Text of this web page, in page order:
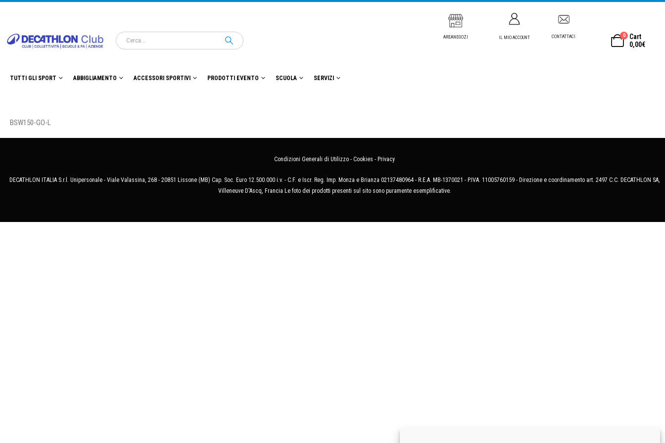
AREANEGOZI IL MIO ACCOUNT CONTATTACI 0
Cart
0,00€
TUTTI GLI SPORT ABBIGLIAMENTO ACCESSORI SPORTIVI PRODOTTI EVENTO SCUOLA SERVIZI
BSW150-GO-L
Condizioni Generali di Utilizzo - Cookies - Privacy
DECATHLON ITALIA S.r.l. Unipersonale - Viale Valassina, 268 - 20851 Lissone (MB) Cap. Soc. Euro 12.500.000 i.v. - C.F. e Iscr. Reg. Imp. Monza e Brianza 02137480964 - R.E.A. MB-1370021 - P.IVA. 11005760159 - Direzione e coordinamento art. 2497 C.C. DECATHLON SA,
Villeneuve D'Ascq, Francia Le foto dei prodotti presenti sul sito sono puramente esemplificative.